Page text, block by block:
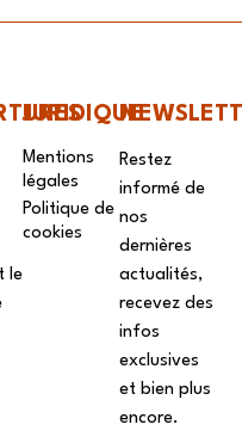
le
JURIDIQUE
Mentions
légales
Politique de
cookies
Restez
informé de
nos
dernières
actualités,
recevez des
infos
exclusives
et bien plus
encore.